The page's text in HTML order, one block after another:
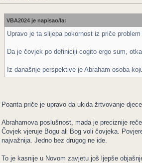
VBA2024 je napisao/la:
Upravo je ta slijepa pokornost iz priče
Da je čovjek po definiciji cogito ergo sum,
Iz današnje perspektive je Abraham osoba
Poanta priče je upravo da ukida žrtvovanje
Abrahamova poslušnost, mada je preciznije
Čovjek vjeruje Bogu ali Bog voli čovjeka.
najvažnija. Jedno bez drugog ne ide.
To je kasnije u Novom zavjetu još ljepše